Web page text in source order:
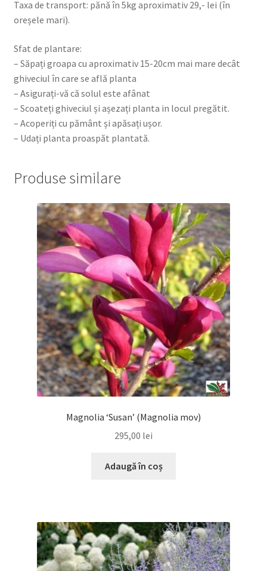
Taxa de transport: pănă în 5kg aproximativ 29,- lei (în
oreșele mari).
Sfat de plantare:
– Săpați groapa cu aproximativ 15-20cm mai mare decât
ghiveciul în care se află planta
– Asigurați-vă că solul este afânat
– Scoateți ghiveciul și așezați planta in locul pregătit.
– Acoperiți cu pământ și apăsați ușor.
– Udați planta proaspăt plantată.
Produse similare
Magnolia ‘Susan’ (Magnolia mov)
295,00 lei
Adaugă în coș